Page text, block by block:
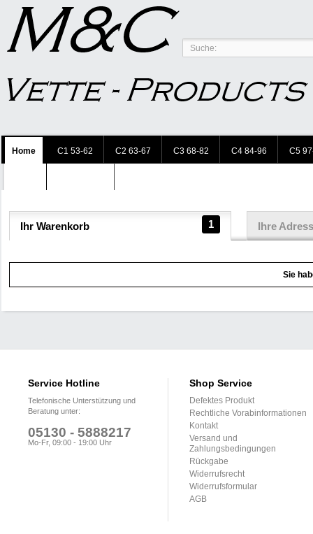
Home C1 53-62 C2 63-67 C3 68-82 C4 84-96 C5
1
Ihr Warenkorb Ihre
Sie
Service Hotline
Telefonische Unterstützung und
Beratung unter:
05130 - 5888217
Mo-Fr, 09:00 - 19:00 Uhr
Shop Service
Defektes Produkt
Rechtliche Vorabinformationen
Kontakt
Versand und
Zahlungsbedingungen
Rückgabe
Widerrufsrecht
Widerrufsformular
AGB